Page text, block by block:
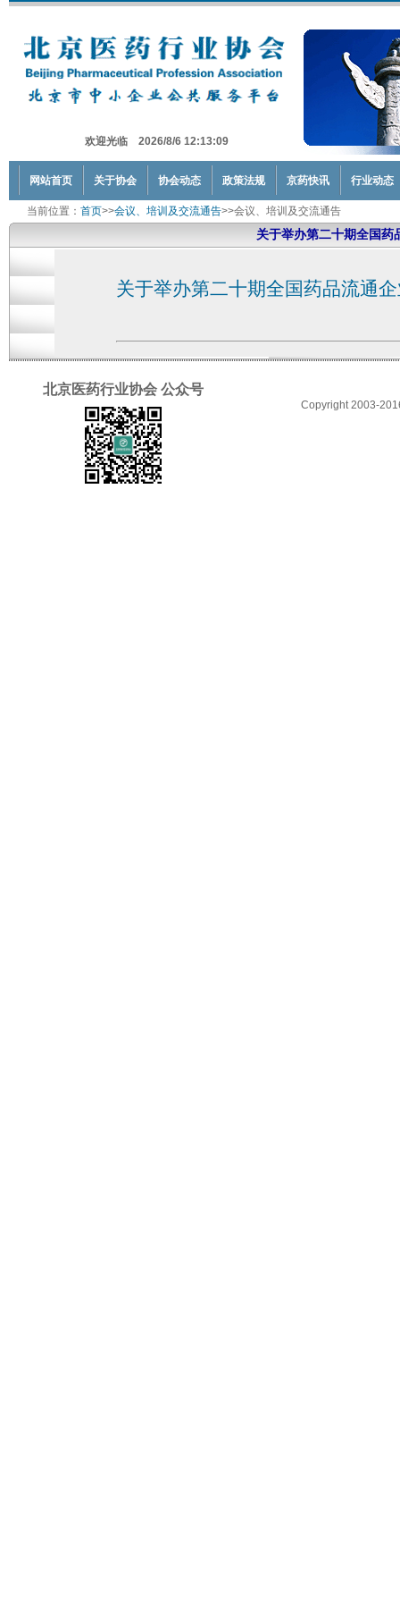
欢迎光临 2026/8/6 12:13:09
网站首页 关于协会 协会动态 政策法规 京药快讯 行业动态
当前位置： 首页>>会议、培训及交流通告>>会议、培训及交流通告
关于举办第二十期全国药
关于举办第二十期全国药品流通
北京医药行业协会 公众号
Copyright 2003-